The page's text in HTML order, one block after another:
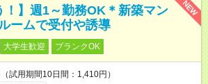
NEW
！】週1～勤務OK＊新築マン
ームで受付や誘導
大学生歓迎 ブランクOK
試用期間10日間：1,410円）